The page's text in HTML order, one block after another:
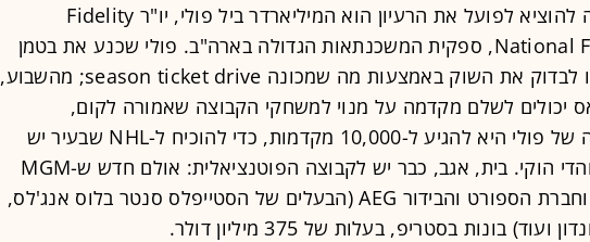
מי שמנסה להוציא לפועל את הרעיון הוא המיליארדר ביל פולי, יו"ר Fidelity
National Financial, ספקית המשכנתאות הגדולה בארה"ב. פולי שכנע את בטמן
לאפשר לו לבדוק את השוק באמצעות מה שמכונה season ticket drive; מהשבוע,
יכולים לשלם מקדמה על מנוי למשחקי הקבוצה שאמורה לקום,
כשהמטרה של פולי היא להגיע ל-10,000 מקדמות, כדי להוכיח ל-NHL שבעיר יש
מספיק אוהדי הוקי. בית, אגב, כבר יש לקבוצה הפוטנציאלית: אולם חדש ש-MGM
Resorts וחברת הספורט והבידור AEG (הבעלים של הסטייפלס סנטר בלוס אנג'לס,